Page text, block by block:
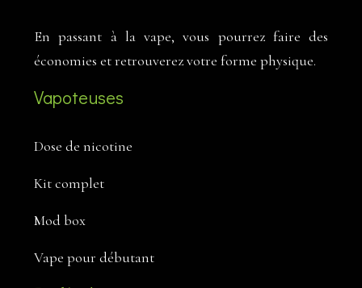
En passant à la vape, vous pourrez faire des
économies et retrouverez votre forme physique.
Vapoteuses
Dose de nicotine
Kit complet
Mod box
Vape pour débutant